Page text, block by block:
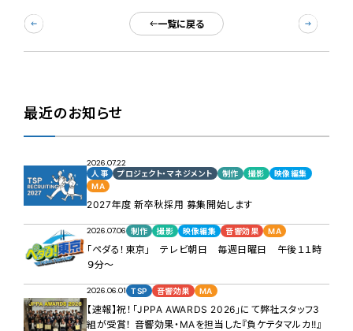
一覧に戻る
最近のお知らせ
2026.07.22
人事 プロジェクト・マネジメント 制作 撮影
映像編集
MA
2027年度 新卒秋採用 募集開始します
2026.07.06 制作 撮影 映像編集 音響効果 MA
「ペダる！東京」 テレビ朝日 毎週日曜日 午後１１時
９分～
2026.06.01 TSP 音響効果 MA
【速報】祝！「JPPA AWARDS 2026」にて弊社スタッフ3
組が受賞！ 音響効果・MAを担当した『負ケテタマルカ!!』